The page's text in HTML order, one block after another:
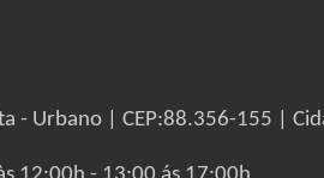
- Urbano | CEP:88.356-155 |